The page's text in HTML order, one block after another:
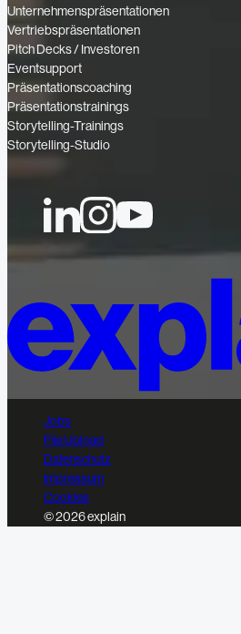
Unternehmenspräsentationen
Vertriebspräsentationen
Pitch Decks / Investoren
Eventsupport
Präsentationscoaching
Präsentationstrainings
Storytelling-Trainings
Storytelling-Studio
Jobs
File Upload
Datenschutz
Impressum
Cookies
© 2026 explain